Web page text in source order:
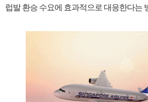
럽발 환승 수요에 효과적으로 대응한다는